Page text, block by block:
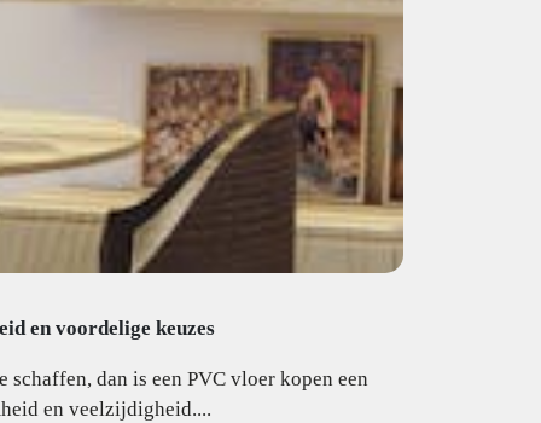
en voordelige keuzes
dan is een PVC vloer kopen een
en veelzijdigheid....